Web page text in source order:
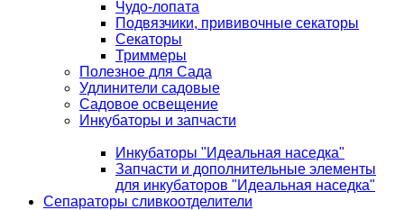
Чудо-лопата
Подвязчики, прививочные секаторы
Секаторы
Триммеры
Полезное для Сада
Удлинители садовые
Садовое освещение
Инкубаторы и запчасти
Инкубаторы "Идеальная наседка"
Запчасти и дополнительные элементы
для инкубаторов "Идеальная наседка"
Сепараторы сливкоотделители